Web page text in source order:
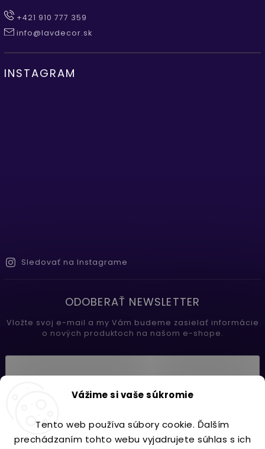
Vážime si vaše súkromie
Tento web používa súbory cookie. Ďalším
prechádzaním tohto webu vyjadrujete súhlas s ich
+421 910 777 359
info@lavdecor.sk
INSTAGRAM
Sledovať na Instagrame
ODOBERAŤ NEWSLETTER
Vložte svoj e-mail a my Vám budeme zasielať informácie
o nových produktoch na našom e-shope.
Prihlásiť sa